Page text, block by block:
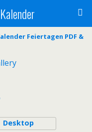
Feiertagen PDF &
Desktop